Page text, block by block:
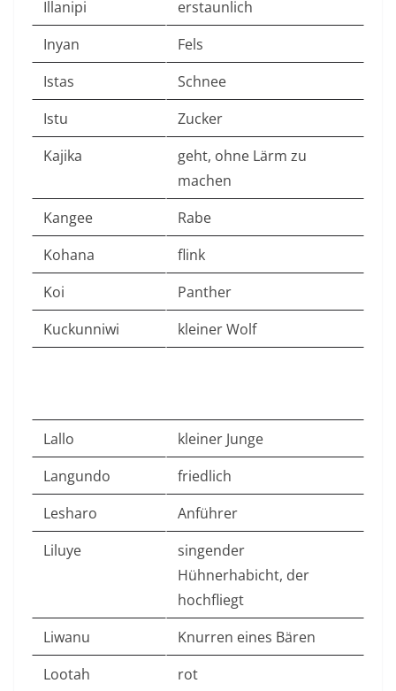
Illanipi
erstaunlich
Inyan
Fels
Istas
Schnee
Istu
Zucker
Kajika
geht, ohne Lärm zu
machen
Kangee
Rabe
Kohana
flink
Koi
Panther
Kuckunniwi
kleiner Wolf
Lallo
kleiner Junge
Langundo
friedlich
Lesharo
Anführer
Liluye
singender
Hühnerhabicht, der
hochfliegt
Liwanu
Knurren eines Bären
Lootah
rot